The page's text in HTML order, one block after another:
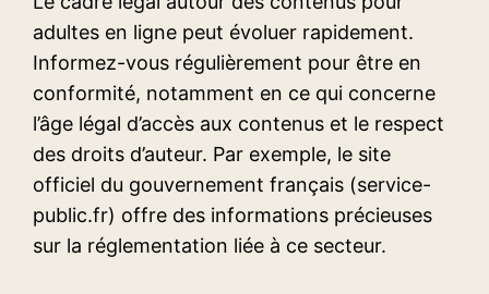
adultes en ligne peut évoluer rapidement.
Informez-vous régulièrement pour être en
conformité, notamment en ce qui concerne
l’âge légal d’accès aux contenus et le respect
des droits d’auteur. Par exemple, le site
officiel du gouvernement français (service-
public.fr) offre des informations précieuses
sur la réglementation liée à ce secteur.